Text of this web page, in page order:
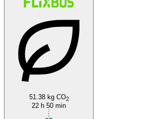
51.38 kg CO2
22 h 50 min